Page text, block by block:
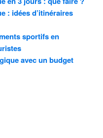
: idées d’itinéraires
sportifs en
avec un budget